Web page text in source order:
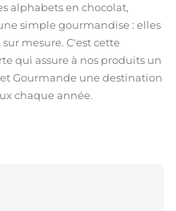
alphabets en chocolat,
simple gourmandise : elles
mesure. C'est cette
qui assure à nos produits un
Gourmande une destination
chaque année.